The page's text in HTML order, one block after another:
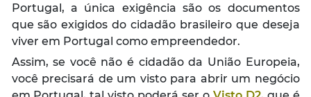
Portugal, a única exigência são os documentos
que são exigidos do cidadão brasileiro que deseja
viver em Portugal como empreendedor.
Assim, se você não é cidadão da União Europeia,
você precisará de um visto para abrir um negócio